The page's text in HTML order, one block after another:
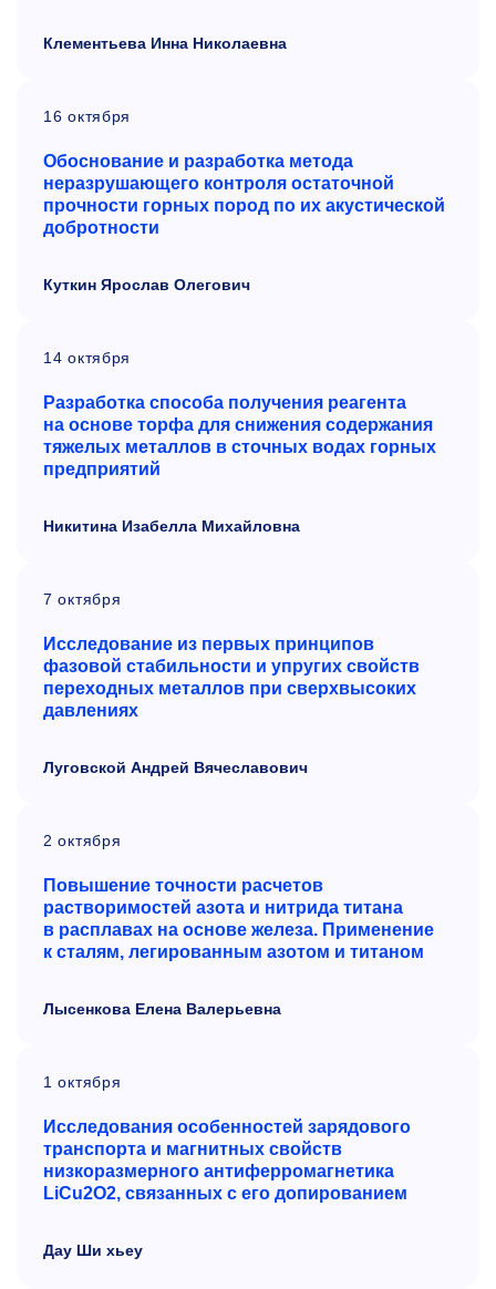
Клементьева Инна Николаевна
16 октября
Обоснование и разработка метода
неразрушающего контроля остаточной
прочности горных пород по их акустической
добротности
Куткин Ярослав Олегович
14 октября
Разработка способа получения реагента
на основе торфа для снижения содержания
тяжелых металлов в сточных водах горных
предприятий
Никитина Изабелла Михайловна
7 октября
Исследование из первых принципов
фазовой стабильности и упругих свойств
переходных металлов при сверхвысоких
давлениях
Луговской Андрей Вячеславович
2 октября
Повышение точности расчетов
растворимостей азота и нитрида титана
в расплавах на основе железа. Применение
к сталям, легированным азотом и титаном
Лысенкова Елена Валерьевна
1 октября
Исследования особенностей зарядового
транспорта и магнитных свойств
низкоразмерного антиферромагнетика
LiCu2O2, связанных с его допированием
Дау Ши хьеу